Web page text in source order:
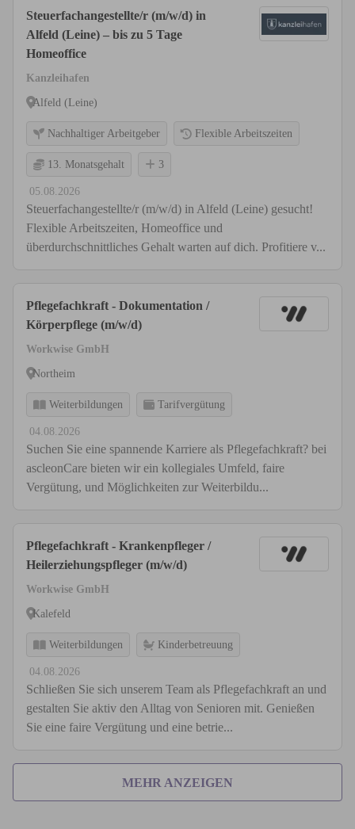
Steuerfachangestellte/r (m/w/d) in
Alfeld (Leine) – bis zu 5 Tage
Homeoffice
Kanzleihafen
Alfeld (Leine)
Nachhaltiger Arbeitgeber Flexible Arbeitszeiten
13. Monatsgehalt 3
05.08.2026
Steuerfachangestellte/r (m/w/d) in Alfeld (Leine) gesucht!
Flexible Arbeitszeiten, Homeoffice und
überdurchschnittliches Gehalt warten auf dich. Profitiere v...
Pflegefachkraft - Dokumentation /
Körperpflege (m/w/d)
Workwise GmbH
Northeim
Weiterbildungen Tarifvergütung
04.08.2026
Suchen Sie eine spannende Karriere als Pflegefachkraft? bei
ascleonCare bieten wir ein kollegiales Umfeld, faire
Vergütung, und Möglichkeiten zur Weiterbildu...
Pflegefachkraft - Krankenpfleger /
Heilerziehungspfleger (m/w/d)
Workwise GmbH
Kalefeld
Weiterbildungen Kinderbetreuung
04.08.2026
Schließen Sie sich unserem Team als Pflegefachkraft an und
gestalten Sie aktiv den Alltag von Senioren mit. Genießen
Sie eine faire Vergütung und eine betrie...
MEHR ANZEIGEN